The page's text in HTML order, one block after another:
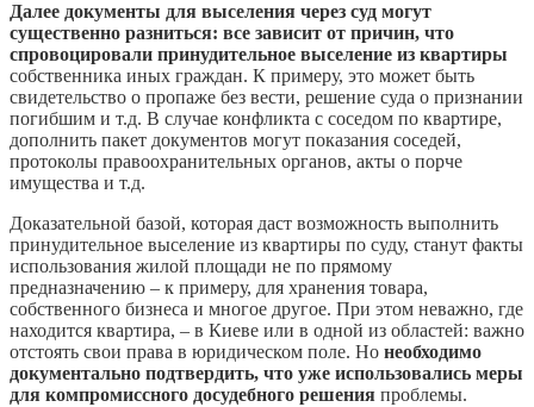
Далее документы для выселения через суд могут
существенно разниться: все зависит от причин, что
спровоцировали принудительное выселение из квартиры
собственника иных граждан. К примеру, это может быть
свидетельство о пропаже без вести, решение суда о признании
погибшим и т.д. В случае конфликта с соседом по квартире,
дополнить пакет документов могут показания соседей,
протоколы правоохранительных органов, акты о порче
имущества и т.д.
Доказательной базой, которая даст возможность выполнить
принудительное выселение из квартиры по суду, станут факты
использования жилой площади не по прямому
предназначению – к примеру, для хранения товара,
собственного бизнеса и многое другое. При этом неважно, где
находится квартира, – в Киеве или в одной из областей: важно
отстоять свои права в юридическом поле. Но необходимо
документально подтвердить, что уже использовались меры
для компромиссного досудебного решения проблемы.